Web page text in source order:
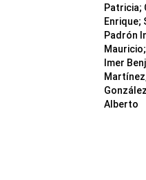
Patricia;
Enrique;
Padrón
Mauricio;
Imer
Alberto